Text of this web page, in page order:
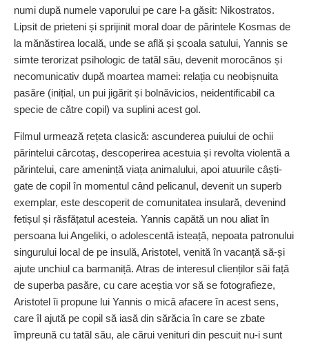
numi după numele vaporului pe care l-a găsit: Nikostratos.
Lipsit de prieteni și sprijinit moral doar de părintele Kosmas de
la mănăstirea locală, unde se află și școala satului, Yannis se
simte terorizat psihologic de tatăl său, devenit morocănos și
necomunicativ după moartea mamei: relația cu neobișnuita
pasăre (inițial, un pui jigărit și bolnăvicios, neidentificabil ca
specie de către copil) va suplini acest gol.
Filmul urmează rețeta clasică: ascunderea puiului de ochii
părintelui cârcotaș, descoperirea acestuia și revolta violentă a
părintelui, care amenință viața animalului, apoi atuurile câști­
gate de copil în momentul când pelicanul, devenit un superb
exemplar, este descoperit de comunitatea insulară, devenind
fetișul și răsfățatul acesteia. Yannis capătă un nou aliat în
persoana lui Angeliki, o adolescentă isteață, nepoata patronului
singurului local de pe insulă, Aristotel, venită în vacanță să-și
ajute unchiul ca barmaniță. Atras de interesul clienților săi față
de superba pasăre, cu care aceștia vor să se fotografieze,
Aristotel îi propune lui Yannis o mică afacere în acest sens,
care îl ajută pe copil să iasă din sărăcia în care se zbate
împreună cu tatăl său, ale cărui venituri din pescuit nu-i sunt